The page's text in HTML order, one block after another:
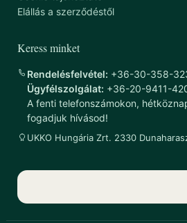
Elállás a szerződéstől
Keress minket
Rendelésfelvétel: +36-30-358-
Ügyfélszolgálat: +36-20-9411-
A fenti telefonszámokon,
fogadjuk hívásod!
UKKO Hungária Zrt. 2330